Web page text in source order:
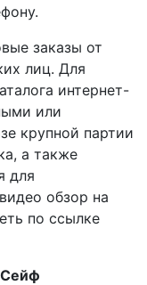
заказы от
лиц. Для
интернет-
или
крупной партии
а также
для
обзор на
по ссылке
Сейф